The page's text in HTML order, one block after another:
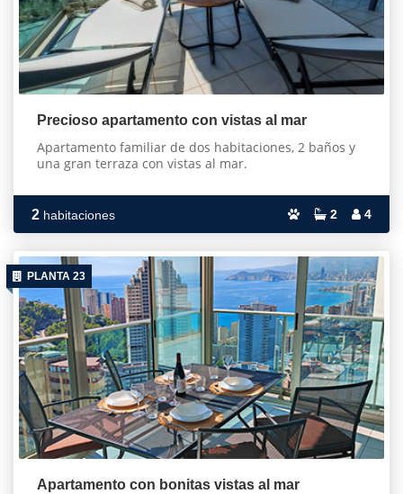
Precioso apartamento con vistas al mar
Apartamento familiar de dos habitaciones, 2 baños y
una gran terraza con vistas al mar.
2 habitaciones 2 4
PLANTA 23
Apartamento con bonitas vistas al mar